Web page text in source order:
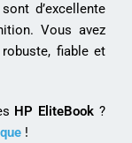
d’excellente
Vous avez
fiable et
HP EliteBook ?
!